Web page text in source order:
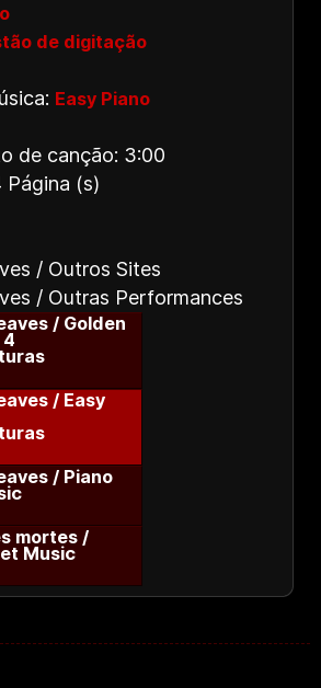
de digitação
Easy Piano
de canção: 3:00
Página (s)
/ Outros Sites
/ Outras Performances
/ Golden
/ Easy
/ Piano
mortes /
Music